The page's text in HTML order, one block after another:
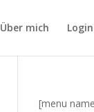
Über mich Login
[menu